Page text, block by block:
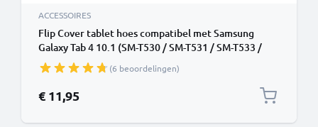
ACCESSOIRES
Flip Cover tablet hoes compatibel met Samsung
Galaxy Tab 4 10.1 (SM-T530 / SM-T531 / SM-T533 /
SM-T535) tablethoes met bumper en standaard /
standfunctie - Kunstleer rood staande klaphoes
bookstyle - touchscreen
(6 beoordelingen)
€ 11,95